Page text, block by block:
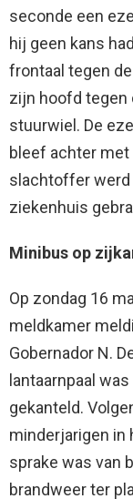
seconde een
hij geen kans
frontaal tegen
zijn hoofd tegen
stuurwiel. De
bleef achter
slachtoffer werd
ziekenhuis
Minibus op
Op zondag 16
meldkamer
Gobernador N.
lantaarnpaal
gekanteld.
minderjarigen in
sprake was van
brandweer ter